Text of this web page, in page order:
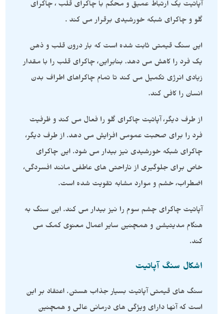
آپاتیت یک ارتباط عمیق و محکم با چاکرای قلب ، چاکرای
گلو و چاکرای شبکه خورشیدی برقرار می کند .
این سنگ قیمتی ثابت شده است که بار درون قلب و ذهن
یک فرد را کاهش می دهد. بنابراین، چاکرای قلب را با مقدار
زیادی انرژی تکمیل می کند تا تمام چاکراهای اطراف بدن
انسان را کافی کند.
از طرف دیگر، آپاتیت چاکرای گلو را فعال می کند و ظرفیت
فرد را برای صحبت عمومی افزایش می دهد. از طرف دیگر،
چاکرای شبکه خورشیدی نیز بیدار می شود. این چاکرای
خاص برای جلوگیری از ناراحتی های عاطفی مانند افسردگی،
اضطراب، خشم و موارد مشابه تقویت شده است.
آپاتیت چاکرای چشم سوم را نیز بیدار می کند. این سنگ به
هنگام مدیتیشن و همچنین سایر اعمال معنوی کمک می
کند.
اشکال سنگ آپاتیت
سنگ های قیمتی آپاتیت بسیار جذاب هستن. اعتقاد بر این
است که آنها دارای ویژگی های درمانی عالی و همچنین